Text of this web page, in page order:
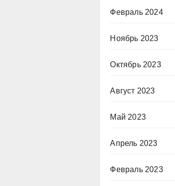
Февраль 2024
Ноябрь 2023
Октябрь 2023
Август 2023
Май 2023
Апрель 2023
Февраль 2023